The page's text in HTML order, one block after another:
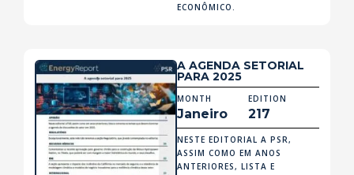
ECONÔMICO.
A AGENDA SETORIAL
PARA 2025
MONTH
Janeiro
EDITION
217
NESTE EDITORIAL A PSR,
ASSIM COMO EM ANOS
ANTERIORES, LISTA E